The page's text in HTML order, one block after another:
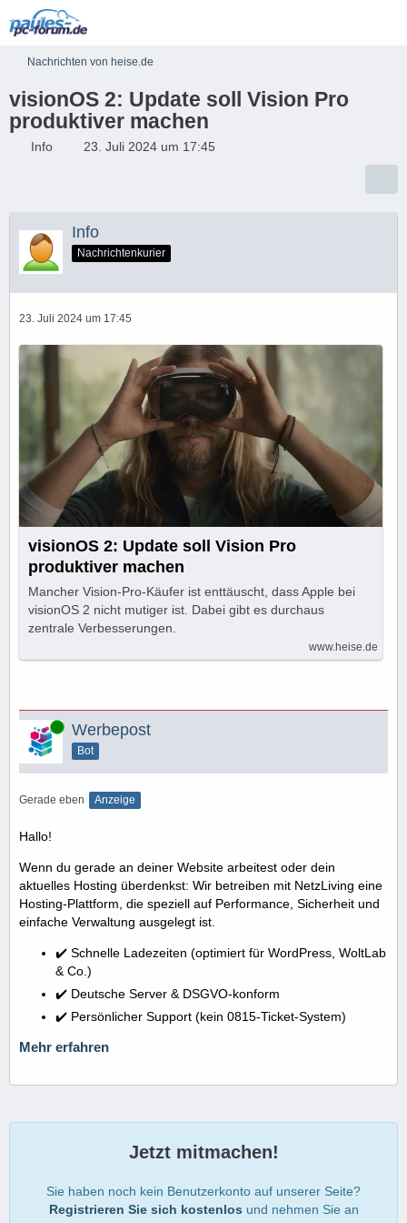
Nachrichten von heise.de
visionOS 2: Update soll Vision Pro
produktiver machen
Info 23. Juli 2024 um 17:45
Info
Nachrichtenkurier
23. Juli 2024 um 17:45
visionOS 2: Update soll Vision Pro
produktiver machen
Mancher Vision-Pro-Käufer ist enttäuscht, dass Apple bei
visionOS 2 nicht mutiger ist. Dabei gibt es durchaus
zentrale Verbesserungen.
www.heise.de
Online Werbepost
Bot
Gerade eben Anzeige
Hallo!
Wenn du gerade an deiner Website arbeitest oder dein
aktuelles Hosting überdenkst: Wir betreiben mit NetzLiving eine
Hosting-Plattform, die speziell auf Performance, Sicherheit und
einfache Verwaltung ausgelegt ist.
✔️ Schnelle Ladezeiten (optimiert für WordPress, WoltLab
& Co.)
✔️ Deutsche Server & DSGVO-konform
✔️ Persönlicher Support (kein 0815-Ticket-System)
Mehr erfahren
Jetzt mitmachen!
Sie haben noch kein Benutzerkonto auf unserer Seite?
Registrieren Sie sich kostenlos und nehmen Sie an